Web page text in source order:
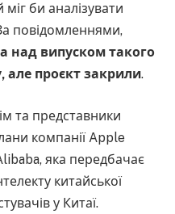
би аналізувати
повідомленнями,
над випуском такого
але проєкт закрили.
та представники
компанії Apple
яка передбачає
китайської
у Китаї.